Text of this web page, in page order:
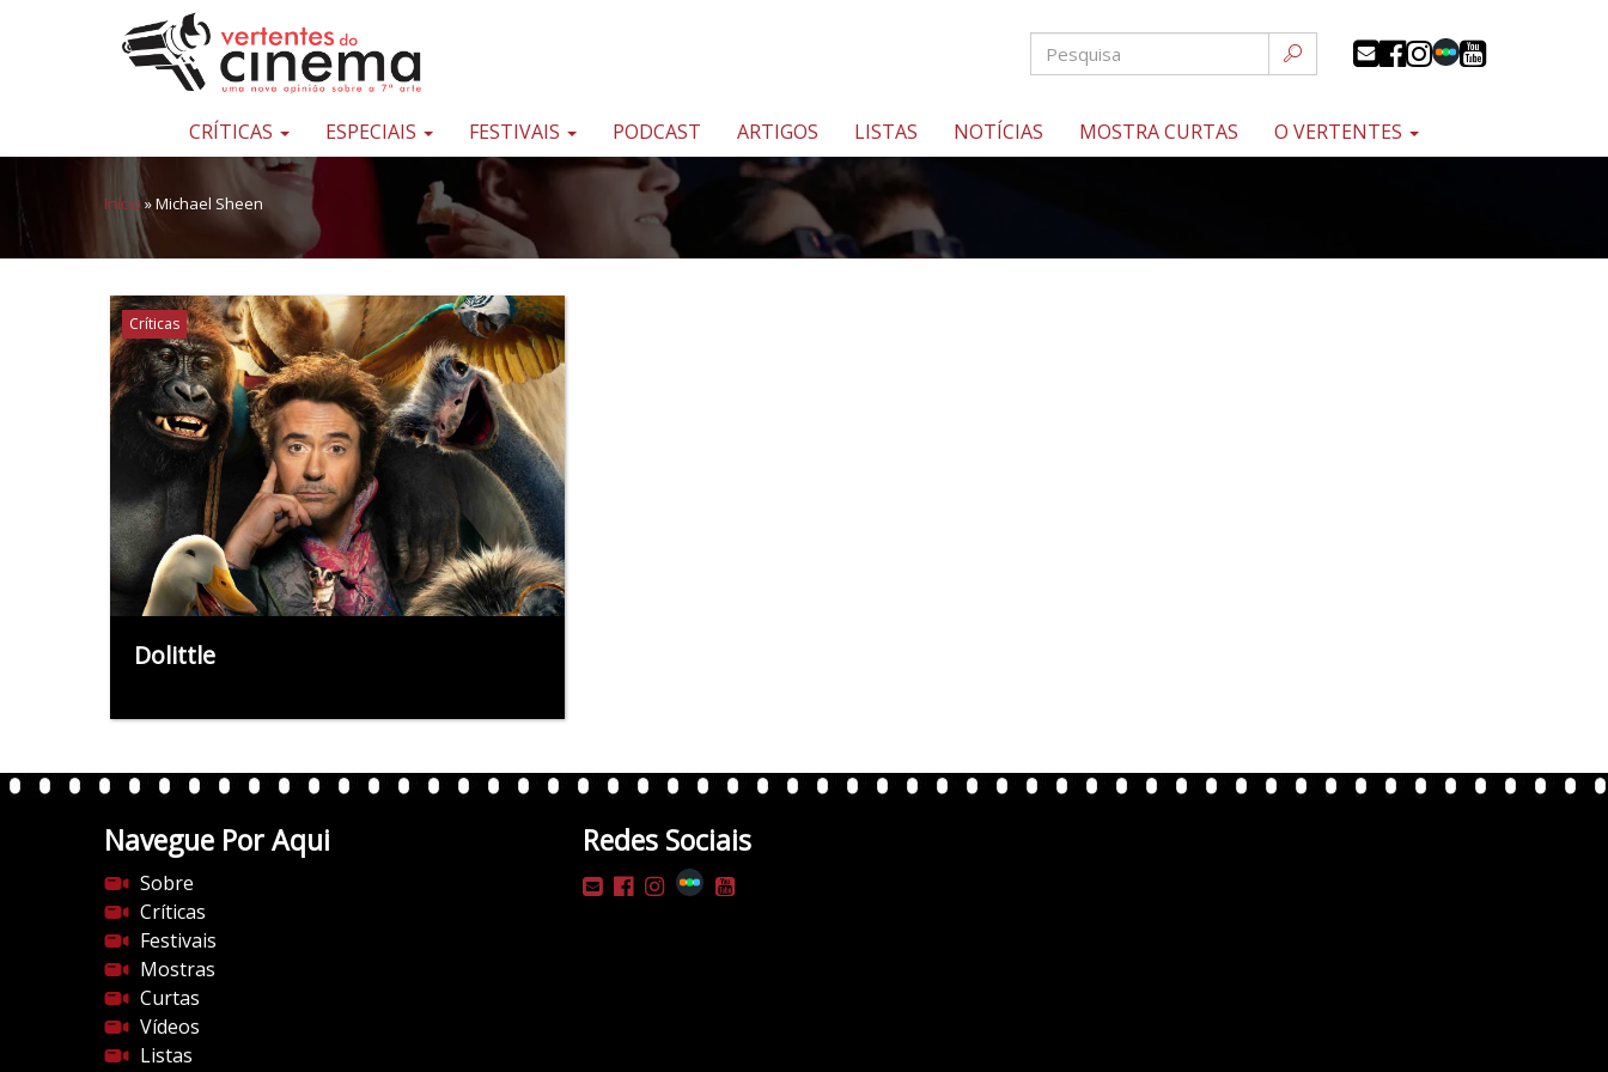
Pular para o conteúdo
Uma
sobre
sétima
arte
CRÍTICAS ESPECIAIS FESTIVAIS PODCAST ARTIGOS LISTAS NOTÍCIAS MOSTRA CURTAS O VERTENTES
Início »Michael Sheen
Críticas
Dolittle
Navegue Por Aqui
Sobre
Críticas
Festivais
Mostras
Curtas
Vídeos
Listas
Redes Sociais